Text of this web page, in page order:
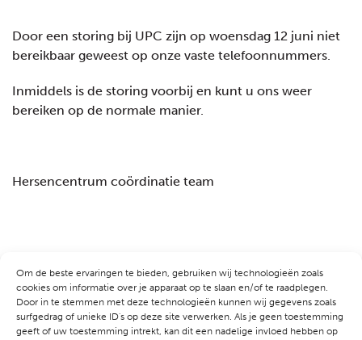
Om de beste ervaringen te bieden, gebruiken wij technologieën zoals
cookies om informatie over je apparaat op te slaan en/of te raadplegen.
Door in te stemmen met deze technologieën kunnen wij gegevens zoals
surfgedrag of unieke ID's op deze site verwerken. Als je geen toestemming
geeft of uw toestemming intrekt, kan dit een nadelige invloed hebben op
Door een storing bij UPC zijn op woensdag 12 juni niet
bereikbaar geweest op onze vaste telefoonnummers.
Inmiddels is de storing voorbij en kunt u ons weer
bereiken op de normale manier.
Hersencentrum coördinatie team
ALKMAAR
Kennemerstraatweg 81